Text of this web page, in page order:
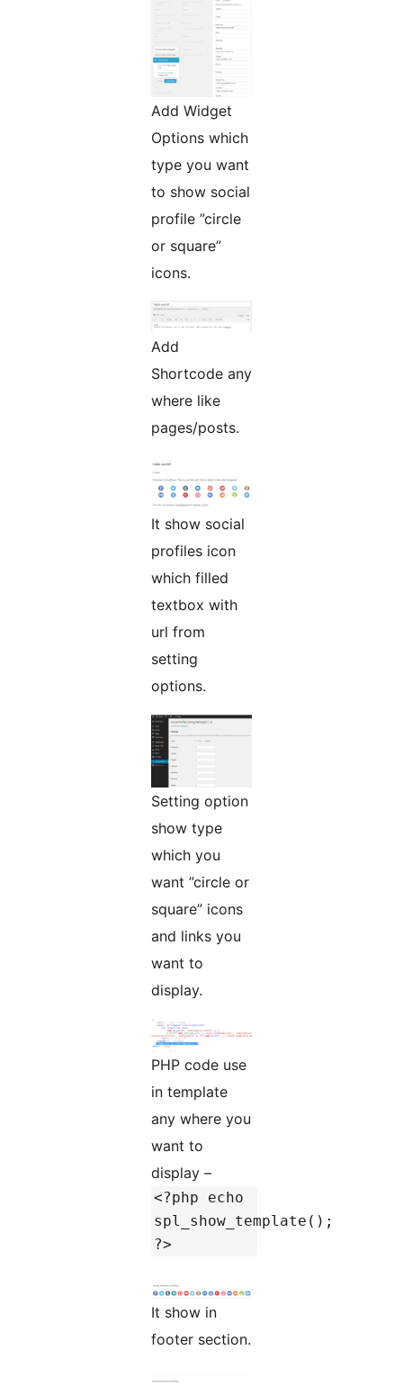
Add Widget
Options which
type you want
to show social
profile ”circle
or square”
icons.
Add
Shortcode any
where like
pages/posts.
It show social
profiles icon
which filled
textbox with
url from
setting
options.
Setting option
show type
which you
want ”circle or
square” icons
and links you
want to
display.
PHP code use
in template
any where you
want to
display –
<?php echo
spl_show_template();
?>
It show in
footer section.